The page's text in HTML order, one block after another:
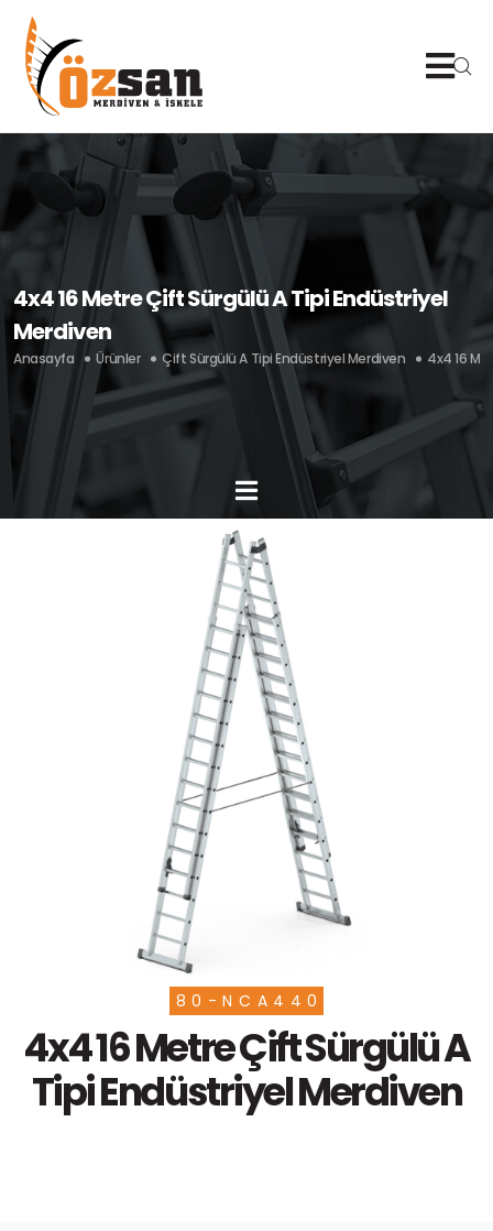
4x4 16 Metre Çift Sürgülü A Tipi Endüstriyel
Merdiven
Anasayfa Ürünler Çift Sürgülü A Tipi Endüstriyel Merdiven 4x4 16
80-NCA440
4x4 16 Metre Çift Sürgülü A
Tipi Endüstriyel Merdiven